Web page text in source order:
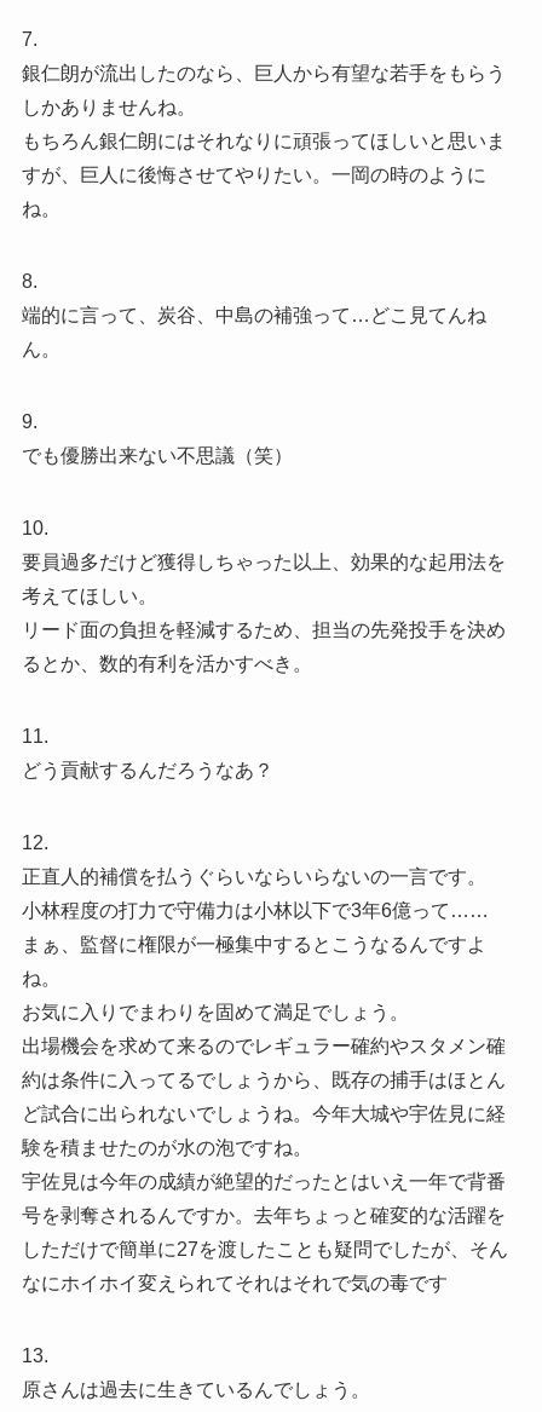
7.
銀仁朗が流出したのなら、巨人から有望な若手をもらう
しかありませんね。
もちろん銀仁朗にはそれなりに頑張ってほしいと思いま
すが、巨人に後悔させてやりたい。一岡の時のように
ね。
8.
端的に言って、炭谷、中島の補強って…どこ見てんね
ん。
9.
でも優勝出来ない不思議（笑）
10.
要員過多だけど獲得しちゃった以上、効果的な起用法を
考えてほしい。
リード面の負担を軽減するため、担当の先発投手を決め
るとか、数的有利を活かすべき。
11.
どう貢献するんだろうなあ？
12.
正直人的補償を払うぐらいならいらないの一言です。
小林程度の打力で守備力は小林以下で3年6億って……
まぁ、監督に権限が一極集中するとこうなるんですよ
ね。
お気に入りでまわりを固めて満足でしょう。
出場機会を求めて来るのでレギュラー確約やスタメン確
約は条件に入ってるでしょうから、既存の捕手はほとん
ど試合に出られないでしょうね。今年大城や宇佐見に経
験を積ませたのが水の泡ですね。
宇佐見は今年の成績が絶望的だったとはいえ一年で背番
号を剥奪されるんですか。去年ちょっと確変的な活躍を
しただけで簡単に27を渡したことも疑問でしたが、そん
なにホイホイ変えられてそれはそれで気の毒です
13.
原さんは過去に生きているんでしょう。